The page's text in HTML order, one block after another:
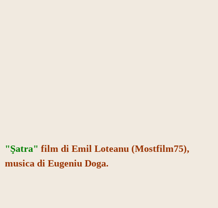
"Şatra" film di Emil Loteanu (Mostfilm75),
musica di Eugeniu Doga.